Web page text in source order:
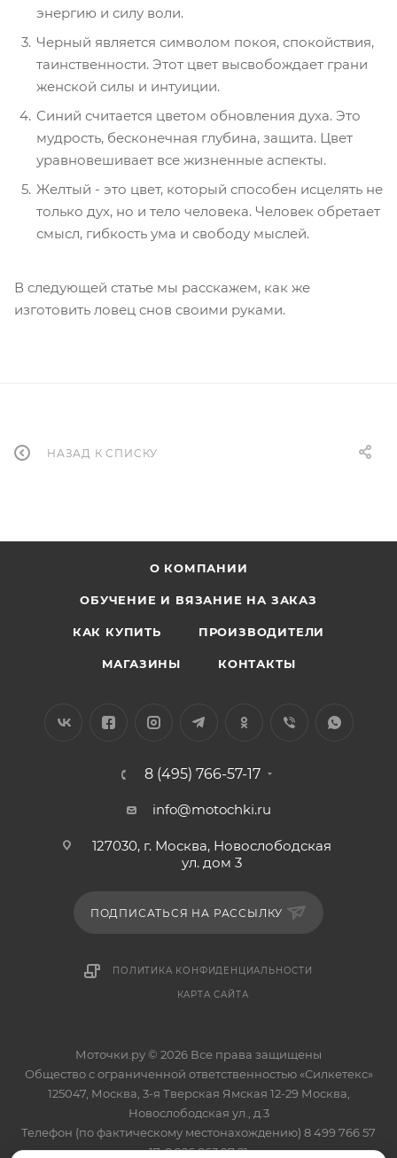
энергию и силу воли.
Черный является символом покоя, спокойствия,
таинственности. Этот цвет высвобождает грани
женской силы и интуиции.
Синий считается цветом обновления духа. Это
мудрость, бесконечная глубина, защита. Цвет
уравновешивает все жизненные аспекты.
Желтый - это цвет, который способен исцелять не
только дух, но и тело человека. Человек обретает
смысл, гибкость ума и свободу мыслей.
В следующей статье мы расскажем, как же
изготовить ловец снов своими руками.
НАЗАД К СПИСКУ
О КОМПАНИИ
ОБУЧЕНИЕ И ВЯЗАНИЕ НА ЗАКАЗ
КАК КУПИТЬ ПРОИЗВОДИТЕЛИ
МАГАЗИНЫ КОНТАКТЫ
8 (495) 766-57-17
info@motochki.ru
127030, г. Москва, Новослободская
ул. дом 3
ПОДПИСАТЬСЯ НА РАССЫЛКУ
ПОЛИТИКА КОНФИДЕНЦИАЛЬНОСТИ
КАРТА САЙТА
Моточки.ру © 2026 Все права защищены
Общество с ограниченной ответственностью «Силкетекс»
125047, Москва, 3-я Тверская Ямская 12-29 Москва,
Новослободская ул., д.3
Телефон (по фактическому местонахождению) 8 499 766 57
17, 8 926 863 97 21